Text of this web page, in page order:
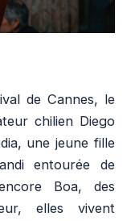
de Cannes, le
chilien Diego
une jeune fille
entourée de
Boa, des
elles vivent